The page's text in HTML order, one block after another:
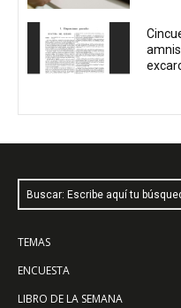
Buscar: Escribe aquí tu
TEMAS
ENCUESTA
LIBRO DE LA SEMANA